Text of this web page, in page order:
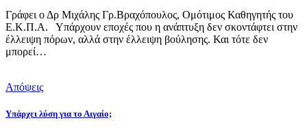
Γράφει ο Δρ Μιχάλης Γρ.Βραχόπουλος, Ομότιμος Καθηγητής του
Ε.Κ.Π.Α. Υπάρχουν εποχές που η ανάπτυξη δεν σκοντάφτει στην
έλλειψη πόρων, αλλά στην έλλειψη βούλησης. Και τότε δεν
μπορεί…
Απόψεις
Υπάρχει λύση για το Αιγαίο;